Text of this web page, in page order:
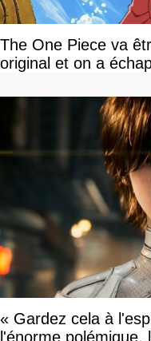
The One Piece va
original et on a
« Gardez cela à
l'énorme